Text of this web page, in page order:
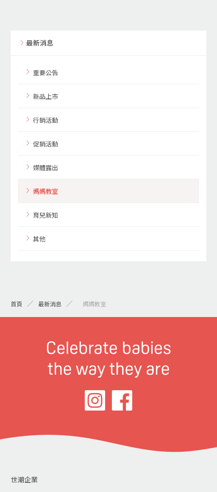
最新消息
重要公告
新品上市
行銷活動
促銷活動
媒體露出
媽媽教室
育兒新知
其他
首頁 最新消息 > 媽媽教室
世潮企業